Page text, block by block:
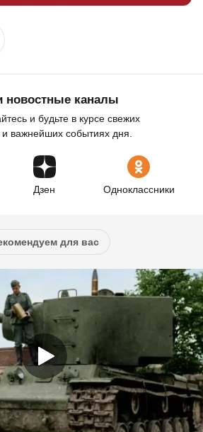
новостные каналы
и будьте в курсе свежих
и важнейших событиях дня.
Дзен Одноклассники
для вас